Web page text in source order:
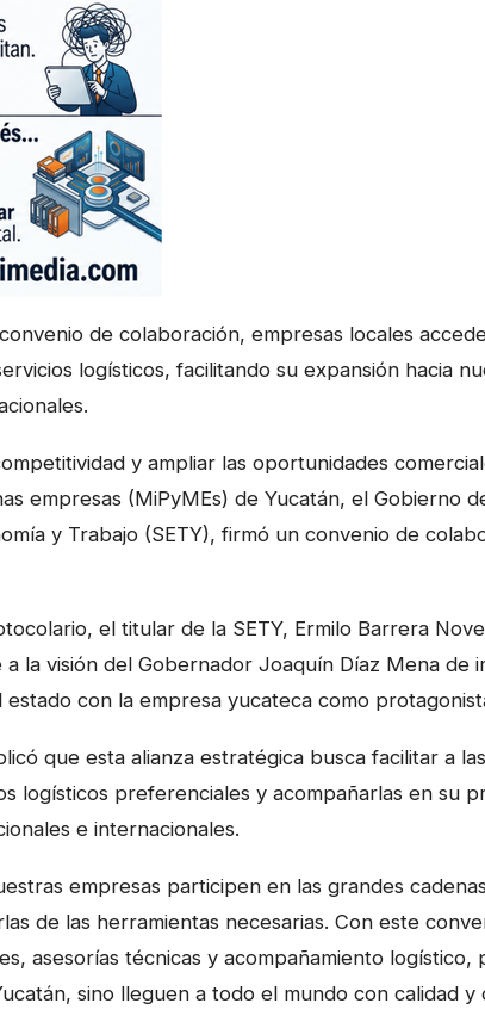
de colaboración, empresas locales
logísticos, facilitando su expansión hacia
y ampliar las oportunidades
empresas (MiPyMEs) de Yucatán, el Gobierno
y Trabajo (SETY), firmó un convenio de
el titular de la SETY, Ermilo Barrera
la visión del Gobernador Joaquín Díaz Mena de
estado con la empresa yucateca como
que esta alianza estratégica busca facilitar a
logísticos preferenciales y acompañarlas en su
e internacionales.
empresas participen en las grandes
de las herramientas necesarias. Con este
asesorías técnicas y acompañamiento logístico,
sino lleguen a todo el mundo con calidad y